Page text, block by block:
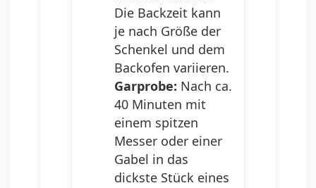
Die Backzeit kann
je nach Größe der
Schenkel und dem
Backofen variieren.
Garprobe: Nach ca.
40 Minuten mit
einem spitzen
Messer oder einer
Gabel in das
dickste Stück eines